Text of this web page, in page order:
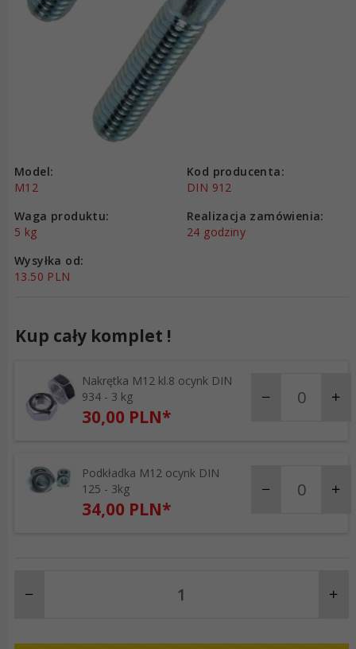
Model:
M12
Kod producenta:
DIN 912
Waga produktu:
5 kg
Realizacja zamówienia:
24 godziny
Wysyłka od:
13.50 PLN
Kup cały komplet !
Nakrętka M12 kl.8 ocynk DIN
934 - 3 kg
30,00 PLN*
Podkładka M12 ocynk DIN
125 - 3kg
34,00 PLN*